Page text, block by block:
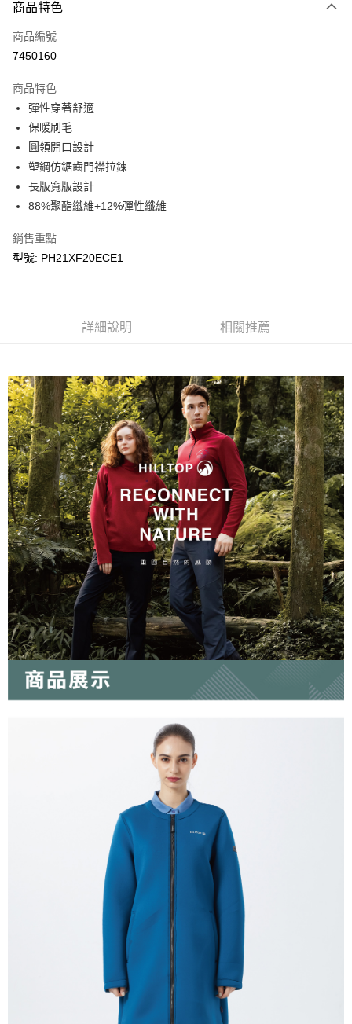
信用卡一次付款
LINE Pay
悠遊付
Google Pay
運送方式
宅配(離島)
商品特色
商品編號
7450160
商品特色
彈性穿著舒適
保暖刷毛
圓領開口設計
塑鋼仿鋸齒門襟拉鍊
長版寬版設計
88%聚酯纖維+12%彈性纖維
銷售重點
型號: PH21XF20ECE1
詳細說明 相關推薦